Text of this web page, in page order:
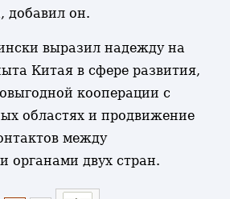
добавил он.
выразил надежду на
Китая в сфере развития,
кооперации с
областях и продвижение
между
органами двух стран.